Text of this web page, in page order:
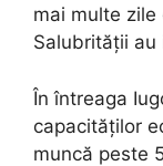
mai multe zile
Salubrității au
În întreaga
capacităților
muncă peste